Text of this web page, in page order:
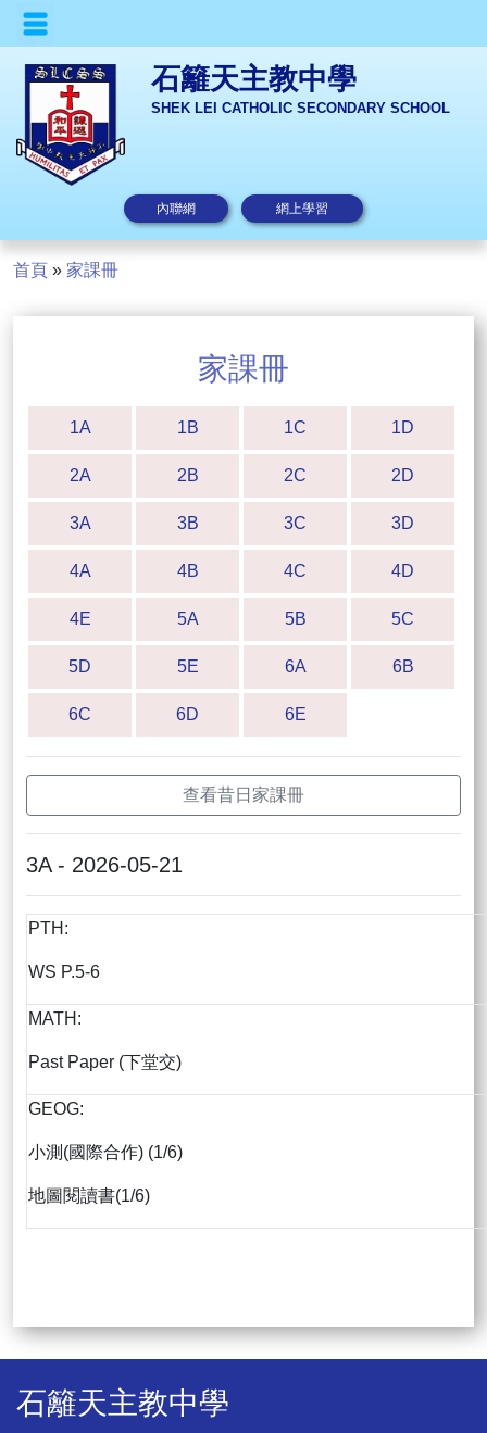
石籬天主教中學
SHEK LEI CATHOLIC SECONDARY SCHOOL
內聯網 網上學習
首頁 » 家課冊
家課冊
1A 1B 1C 1D
2A 2B 2C 2D
3A 3B 3C 3D
4A 4B 4C 4D
4E 5A 5B 5C
5D 5E 6A 6B
6C 6D 6E
查看昔日家課冊
3A - 2026-05-21
PTH:
WS P.5-6
MATH:
Past Paper (下堂交)
GEOG:
小測(國際合作) (1/6)
地圖閱讀書(1/6)
石籬天主教中學